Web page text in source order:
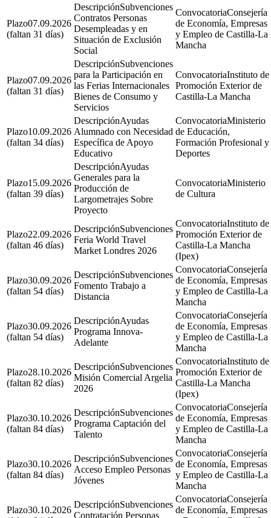
07.09.2026
(faltan 31 días)
Subvenciones
Contratos Personas
Desempleadas y en
Situación de Exclusión
Social
Consejería
de Economía, Empresas
y Empleo de Castilla-La
Mancha
07.09.2026
(faltan 31 días)
Subvenciones
para la Participación en
las Ferias Internacionales
Bienes de Consumo y
Servicios
Instituto de
Promoción Exterior de
Castilla-La Mancha
10.09.2026
(faltan 34 días)
Ayudas
Alumnado con Necesidad
Específica de Apoyo
Educativo
Ministerio
de Educación,
Formación Profesional y
Deportes
15.09.2026
(faltan 39 días)
Ayudas
Generales para la
Producción de
Largometrajes Sobre
Proyecto
Ministerio
de Cultura
22.09.2026
(faltan 46 días)
Subvenciones
Feria World Travel
Market Londres 2026
Instituto de
Promoción Exterior de
Castilla-La Mancha
(Ipex)
30.09.2026
(faltan 54 días)
Subvenciones
Fomento Trabajo a
Distancia
Consejería
de Economía, Empresas
y Empleo de Castilla-La
Mancha
30.09.2026
(faltan 54 días)
Ayudas
Programa Innova-
Adelante
Consejería
de Economía, Empresas
y Empleo de Castilla-La
Mancha
28.10.2026
(faltan 82 días)
Subvenciones
Misión Comercial Argelia
2026
Instituto de
Promoción Exterior de
Castilla-La Mancha
(Ipex)
30.10.2026
(faltan 84 días)
Subvenciones
Programa Captación del
Talento
Consejería
de Economía, Empresas
y Empleo de Castilla-La
Mancha
30.10.2026
(faltan 84 días)
Subvenciones
Acceso Empleo Personas
Jóvenes
Consejería
de Economía, Empresas
y Empleo de Castilla-La
Mancha
30.10.2026
Subvenciones
Contratación Personas
Consejería
de Economía, Empresas